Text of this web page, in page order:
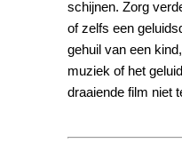
schijnen. Zorg
of zelfs een
gehuil van een
muziek of het
draaiende film niet